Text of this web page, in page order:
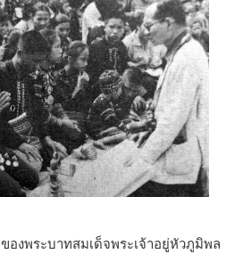
องพระบาทสมเด็จพระเจ้าอยู่หัวภูมิพล